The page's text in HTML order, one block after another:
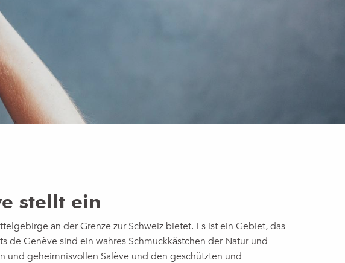
stellt ein
an der Grenze zur Schweiz bietet. Es ist ein Gebiet, das
Genève sind ein wahres Schmuckkästchen der Natur und
und geheimnisvollen Salève und den geschützten und